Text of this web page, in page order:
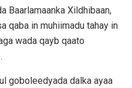
Baarlamaanka Xildhibaan,
qaba in muhiimadu tahay in
wada qayb qaato
goboleedyada dalka ayaa